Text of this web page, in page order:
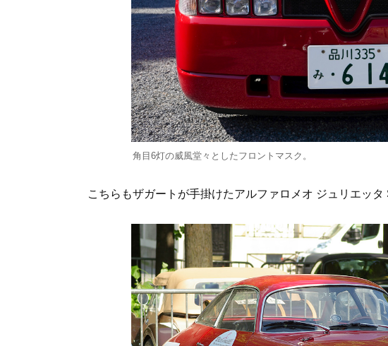
角目6灯の威風堂々としたフロントマスク。
こちらもザガートが手掛けたアルファロメオ ジュリエッタ